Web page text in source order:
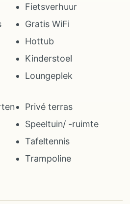
Fietsverhuur
Gratis WiFi
Hottub
Kinderstoel
Loungeplek
Privé terras
Speeltuin/ -ruimte
Tafeltennis
Trampoline